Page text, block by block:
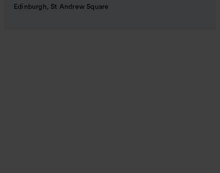
Edinburgh, St Andrew Square